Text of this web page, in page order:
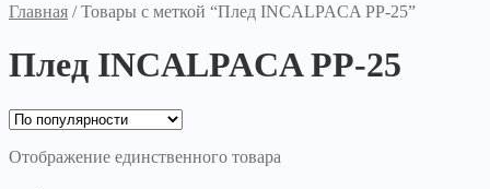
Главная /Товары с меткой “Плед INCALPACA PP-25”
Плед INCALPACA PP-25
Отображение единственного товара